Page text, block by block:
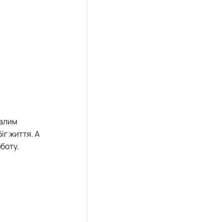
життя. А